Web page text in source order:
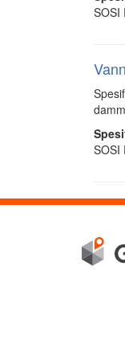
SOSI
SOSI